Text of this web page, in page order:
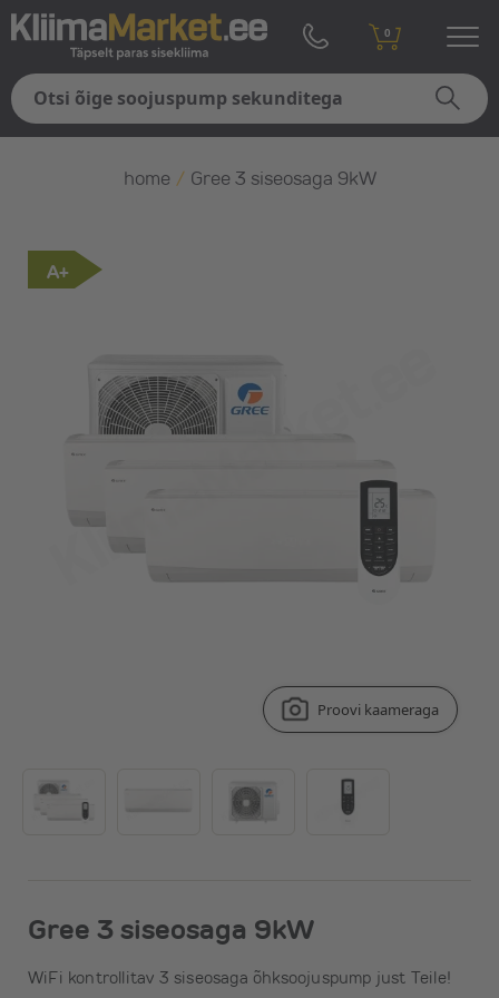
0
home / Gree 3 siseosaga 9kW
A+
Proovi kaameraga
Gree 3 siseosaga 9kW
WiFi kontrollitav 3 siseosaga õhksoojuspump just Teile!